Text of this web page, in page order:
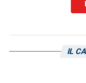
l’ufficialità del
Zito Luvumbo
IL